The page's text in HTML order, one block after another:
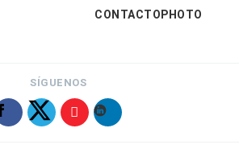
CONTACTOPHOTO
SÍGUENOS